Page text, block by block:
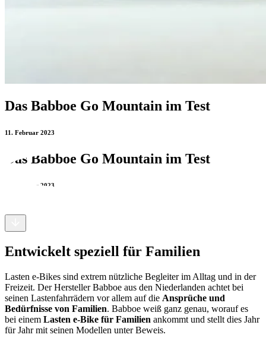
Das Babboe Go Mountain im Test
11. Februar 2023
Das Babboe Go Mountain im Test
11. Februar 2023
Entwickelt speziell für Familien
Lasten e-Bikes sind extrem nützliche Begleiter im Alltag und in der
Freizeit. Der Hersteller Babboe aus den Niederlanden achtet bei
seinen Lastenfahrrädern vor allem auf die Ansprüche und
Bedürfnisse von Familien. Babboe weiß ganz genau, worauf es
bei einem Lasten e-Bike für Familien ankommt und stellt dies Jahr
für Jahr mit seinen Modellen unter Beweis.